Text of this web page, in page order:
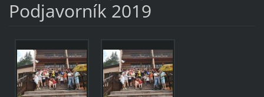
Podjavorník 2019